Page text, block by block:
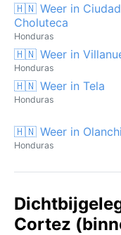
🇭🇳 Weer in Ciudad
Choluteca
Honduras
🇭🇳 Weer in
Honduras
🇭🇳 Weer in Tela
Honduras
🇭🇳 Weer in
Honduras
Cortez